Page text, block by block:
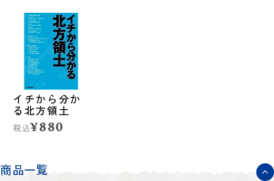
イチから分か
る北方領土
税込¥880
商品一覧